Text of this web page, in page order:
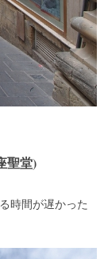
聖堂)
時間が遅かった